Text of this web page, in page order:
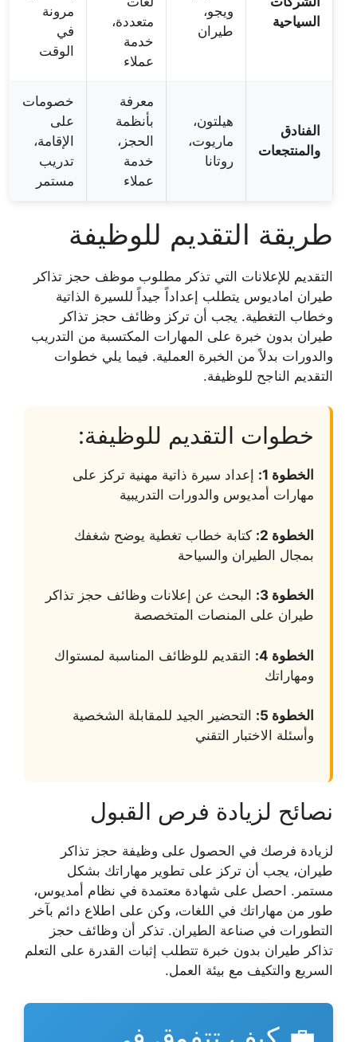
السياحية
ويجو،
طيران
متعددة،
خدمة
عملاء
مرونة
في
الوقت
الفنادق
والمنتجعات
هيلتون،
ماريوت،
روتانا
معرفة
بأنظمة
الحجز،
خدمة
عملاء
خصومات
على
الإقامة،
تدريب
مستمر
طريقة التقديم للوظيفة
التقديم للإعلانات التي تذكر مطلوب موظف حجز تذاكر
طيران اماديوس يتطلب إعداداً جيداً للسيرة الذاتية
وخطاب التغطية. يجب أن تركز وظائف حجز تذاكر
طيران بدون خبرة على المهارات المكتسبة من التدريب
والدورات بدلاً من الخبرة العملية. فيما يلي خطوات
التقديم الناجح للوظيفة.
خطوات التقديم للوظيفة:
الخطوة 1:
إعداد سيرة ذاتية مهنية تركز على
مهارات أمديوس والدورات التدريبية
الخطوة 2:
كتابة خطاب تغطية يوضح شغفك
بمجال الطيران والسياحة
الخطوة 3: البحث عن إعلانات وظائف حجز تذاكر
طيران على المنصات المتخصصة
الخطوة 4:
التقديم للوظائف المناسبة لمستواك
ومهاراتك
الخطوة 5:
التحضير الجيد للمقابلة الشخصية
وأسئلة الاختبار التقني
نصائح لزيادة فرص القبول
لزيادة فرصك في الحصول على وظيفة حجز تذاكر
طيران، يجب أن تركز على تطوير مهاراتك بشكل
مستمر. احصل على شهادة معتمدة في نظام أمديوس،
طور من مهاراتك في اللغات، وكن على اطلاع دائم بآخر
التطورات في صناعة الطيران. تذكر أن وظائف حجز
تذاكر طيران بدون خبرة تتطلب إثبات القدرة على التعلم
السريع والتكيف مع بيئة العمل.